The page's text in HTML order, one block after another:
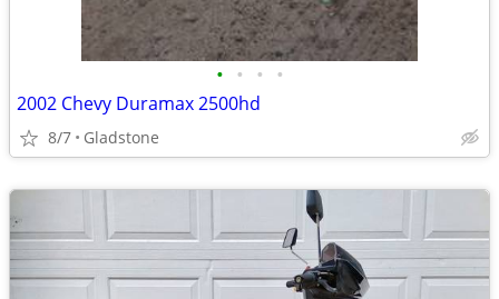
• • • •
2002 Chevy Duramax 2500hd
8/7 Gladstone